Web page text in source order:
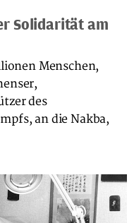
Solidarität am
Menschen,
des
an die Nakba,